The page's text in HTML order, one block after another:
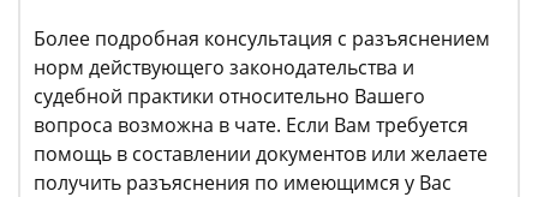
Более подробная консультация с разъяснением
норм действующего законодательства и
судебной практики относительно Вашего
вопроса возможна в чате. Если Вам требуется
помощь в составлении документов или желаете
получить разъяснения по имеющимся у Вас